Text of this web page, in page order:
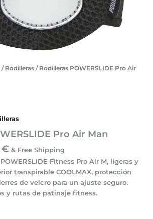
/ Rodilleras / Rodilleras POWERSLIDE Pro Air
Pro Air Man
€ & Free Shipping
Fitness Pro Air M, ligeras y
transpirable COOLMAX, protección
de velcro para un ajuste seguro.
y rutas de patinaje fitness.